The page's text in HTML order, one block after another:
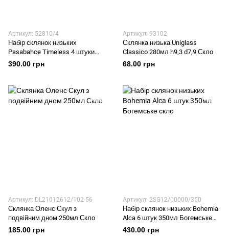
Артикул: 52810/4
Набір склянок низьких
Pasabahce Timeless 4 штуки
205мл h7,6 d7 Скло
390.00 грн
Артикул: 93102
Склянка низька Uniglass
Classico 280мл h9,3 d7,9 Скло
68.00 грн
Артикул: DL21012612/102-56
Склянка Оленс Скул з
подвійним дном 250мл Скло
185.00 грн
Артикул: 2SG12/00000/350
Набір склянок низьких Bohemia
Alca 6 штук 350мл Богемське
скло
430.00 грн